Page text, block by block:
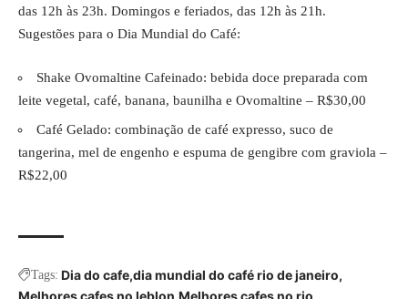
das 12h às 23h. Domingos e feriados, das 12h às 21h.
Sugestões para o Dia Mundial do Café:
Shake Ovomaltine Cafeinado: bebida doce preparada com
leite vegetal, café, banana, baunilha e Ovomaltine – R$30,00
Café Gelado: combinação de café expresso, suco de
tangerina, mel de engenho e espuma de gengibre com graviola –
R$22,00
Tags: Dia do cafe dia mundial do café rio de janeiro
Melhores cafes no leblon Melhores cafes no rio